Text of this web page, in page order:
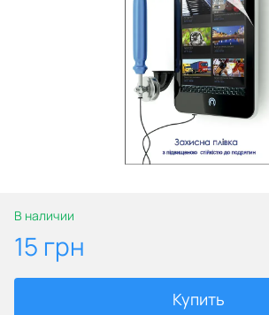
В наличии
15 грн
Купить